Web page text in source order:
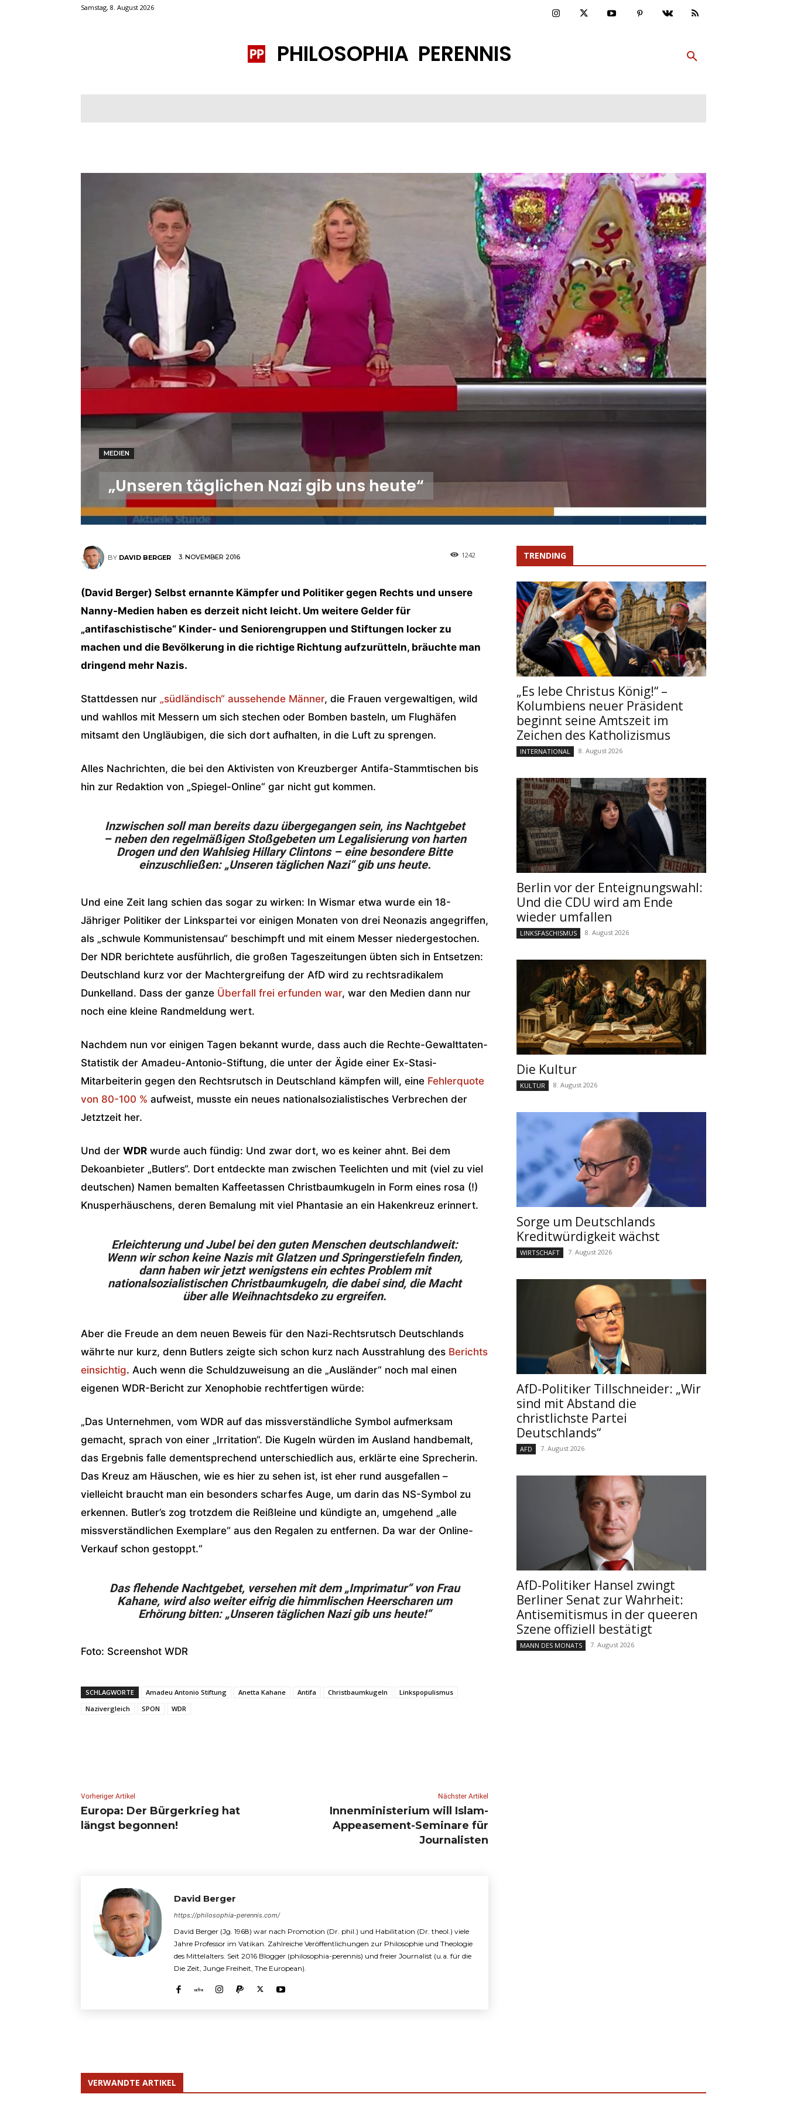
Samstag, 8. August 2026
PHILOSOPHIA PERENNIS
MEDIEN
„Unseren täglichen Nazi gib uns heute“
BY DAVID BERGER 3. NOVEMBER 2016 1242
(David Berger) Selbst ernannte Kämpfer und Politiker gegen Rechts und unsere
Nanny-Medien haben es derzeit nicht leicht. Um weitere Gelder für
„antifaschistische“ Kinder- und Seniorengruppen und Stiftungen locker zu
machen und die Bevölkerung in die richtige Richtung aufzurütteln, bräuchte man
dringend mehr Nazis.
Stattdessen nur „südländisch“ aussehende Männer, die Frauen vergewaltigen, wild
und wahllos mit Messern um sich stechen oder Bomben basteln, um Flughäfen
mitsamt den Ungläubigen, die sich dort aufhalten, in die Luft zu sprengen.
Alles Nachrichten, die bei den Aktivisten von Kreuzberger Antifa-Stammtischen bis
hin zur Redaktion von „Spiegel-Online“ gar nicht gut kommen.
Inzwischen soll man bereits dazu übergegangen sein, ins Nachtgebet
– neben den regelmäßigen Stoßgebeten um Legalisierung von harten
Drogen und den Wahlsieg Hillary Clintons – eine besondere Bitte
einzuschließen: „Unseren täglichen Nazi“ gib uns heute.
Und eine Zeit lang schien das sogar zu wirken: In Wismar etwa wurde ein 18-
Jähriger Politiker der Linkspartei vor einigen Monaten von drei Neonazis angegriffen,
als „schwule Kommunistensau“ beschimpft und mit einem Messer niedergestochen.
Der NDR berichtete ausführlich, die großen Tageszeitungen übten sich in Entsetzen:
Deutschland kurz vor der Machtergreifung der AfD wird zu rechtsradikalem
Dunkelland. Dass der ganze Überfall frei erfunden war, war den Medien dann nur
noch eine kleine Randmeldung wert.
Nachdem nun vor einigen Tagen bekannt wurde, dass auch die Rechte-Gewalttaten-
Statistik der Amadeu-Antonio-Stiftung, die unter der Ägide einer Ex-Stasi-
Mitarbeiterin gegen den Rechtsrutsch in Deutschland kämpfen will, eine Fehlerquote
von 80-100 % aufweist, musste ein neues nationalsozialistisches Verbrechen der
Jetztzeit her.
Und der WDR wurde auch fündig: Und zwar dort, wo es keiner ahnt. Bei dem
Dekoanbieter „Butlers“. Dort entdeckte man zwischen Teelichten und mit (viel zu viel
deutschen) Namen bemalten Kaffeetassen Christbaumkugeln in Form eines rosa (!)
Knusperhäuschens, deren Bemalung mit viel Phantasie an ein Hakenkreuz erinnert.
Erleichterung und Jubel bei den guten Menschen deutschlandweit:
Wenn wir schon keine Nazis mit Glatzen und Springerstiefeln finden,
dann haben wir jetzt wenigstens ein echtes Problem mit
nationalsozialistischen Christbaumkugeln, die dabei sind, die Macht
über alle Weihnachtsdeko zu ergreifen.
Aber die Freude an dem neuen Beweis für den Nazi-Rechtsrutsch Deutschlands
währte nur kurz, denn Butlers zeigte sich schon kurz nach Ausstrahlung des Berichts
einsichtig. Auch wenn die Schuldzuweisung an die „Ausländer“ noch mal einen
eigenen WDR-Bericht zur Xenophobie rechtfertigen würde:
„Das Unternehmen, vom WDR auf das missverständliche Symbol aufmerksam
gemacht, sprach von einer „Irritation“. Die Kugeln würden im Ausland handbemalt,
das Ergebnis falle dementsprechend unterschiedlich aus, erklärte eine Sprecherin.
Das Kreuz am Häuschen, wie es hier zu sehen ist, ist eher rund ausgefallen –
vielleicht braucht man ein besonders scharfes Auge, um darin das NS-Symbol zu
erkennen. Butler’s zog trotzdem die Reißleine und kündigte an, umgehend „alle
missverständlichen Exemplare“ aus den Regalen zu entfernen. Da war der Online-
Verkauf schon gestoppt.“
Das flehende Nachtgebet, versehen mit dem „Imprimatur“ von Frau
Kahane, wird also weiter eifrig die himmlischen Heerscharen um
Erhörung bitten: „Unseren täglichen Nazi gib uns heute!“
Foto: Screenshot WDR
SCHLAGWORTE Amadeu Antonio Stiftung Anetta Kahane Antifa Christbaumkugeln
Linkspopulismus
Nazivergleich
SPON WDR
Vorheriger Artikel
Europa: Der Bürgerkrieg hat
längst begonnen!
Nächster Artikel
Innenministerium will Islam-
Appeasement-Seminare für
Journalisten
David Berger
https://philosophia-perennis.com/
David Berger (Jg. 1968) war nach Promotion (Dr. phil.) und Habilitation (Dr. theol.) viele
Jahre Professor im Vatikan. Zahlreiche Veröffentlichungen zur Philosophie und Theologie
des Mittelalters. Seit 2016 Blogger (philosophia-perennis) und freier Journalist (u.a. für die
Die Zeit, Junge Freiheit, The European).
TRENDING
„Es lebe Christus König!“ –
Kolumbiens neuer Präsident
beginnt seine Amtszeit im
Zeichen des Katholizismus
INTERNATIONAL 8. August 2026
Berlin vor der Enteignungswahl:
Und die CDU wird am Ende
wieder umfallen
LINKSFASCHISMUS 8. August 2026
Die Kultur
KULTUR 8. August 2026
Sorge um Deutschlands
Kreditwürdigkeit wächst
WIRTSCHAFT 7. August 2026
AfD-Politiker Tillschneider: „Wir
sind mit Abstand die
christlichste Partei
Deutschlands“
AFD 7. August 2026
AfD-Politiker Hansel zwingt
Berliner Senat zur Wahrheit:
Antisemitismus in der queeren
Szene offiziell bestätigt
MANN DES MONATS 7. August 2026
VERWANDTE ARTIKEL